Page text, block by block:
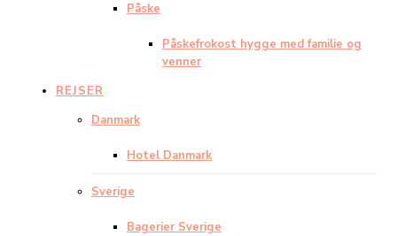
Påske
Påskefrokost hygge med familie og
venner
REJSER
Danmark
Hotel Danmark
Sverige
Bagerier Sverige